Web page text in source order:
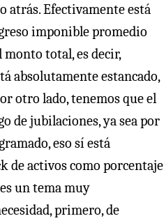
atrás. Efectivamente está
imponible promedio
monto total, es decir,
absolutamente estancado,
otro lado, tenemos que el
de jubilaciones, ya sea por
eso sí está
de activos como porcentaje
un tema muy
primero, de